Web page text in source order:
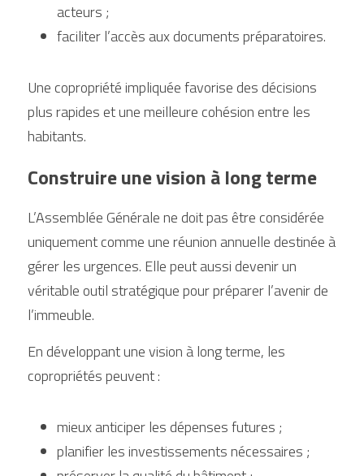
acteurs ;
faciliter l’accès aux documents préparatoires.
Une copropriété impliquée favorise des décisions
plus rapides et une meilleure cohésion entre les
habitants.
Construire une vision à long terme
L’Assemblée Générale ne doit pas être considérée
uniquement comme une réunion annuelle destinée à
gérer les urgences. Elle peut aussi devenir un
véritable outil stratégique pour préparer l’avenir de
l’immeuble.
En développant une vision à long terme, les
copropriétés peuvent :
mieux anticiper les dépenses futures ;
planifier les investissements nécessaires ;